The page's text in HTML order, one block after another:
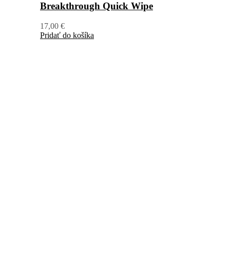
Breakthrough Quick Wipe
17,00 €
Pridať do košíka